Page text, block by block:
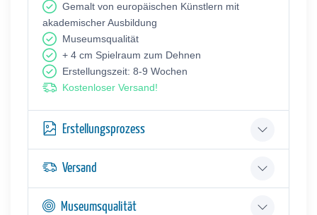
Gemalt von europäischen Künstlern mit
akademischer Ausbildung
Museumsqualität
+ 4 cm Spielraum zum Dehnen
Erstellungszeit: 8-9 Wochen
Kostenloser Versand!
Erstellungsprozess
Versand
Museumsqualität